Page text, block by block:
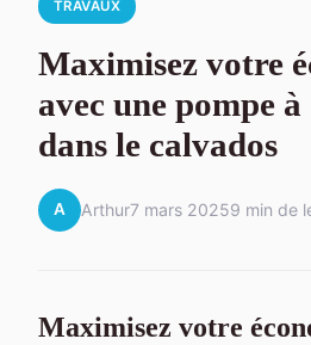
TRAVAUX
Maximisez votre
avec une pompe
dans le calvados
A Arthur7 mars 20259 min de
Maximisez votre